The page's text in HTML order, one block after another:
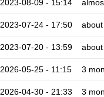
2023-08-09 - 15:14
2023-07-24 - 17:50
2023-07-20 - 13:59
2026-05-25 - 11:15 3
2026-04-30 - 21:33 3